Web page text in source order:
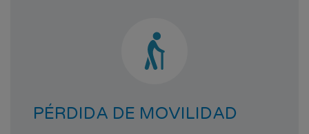
PÉRDIDA DE MOVILIDAD